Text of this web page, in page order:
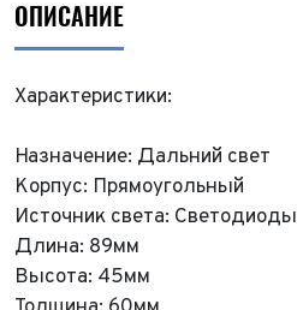
ОПИСАНИЕ
Характеристики:
Назначение: Дальний свет
Корпус: Прямоугольный
Источник света: Светодиоды
Длина: 89мм
Высота: 45мм